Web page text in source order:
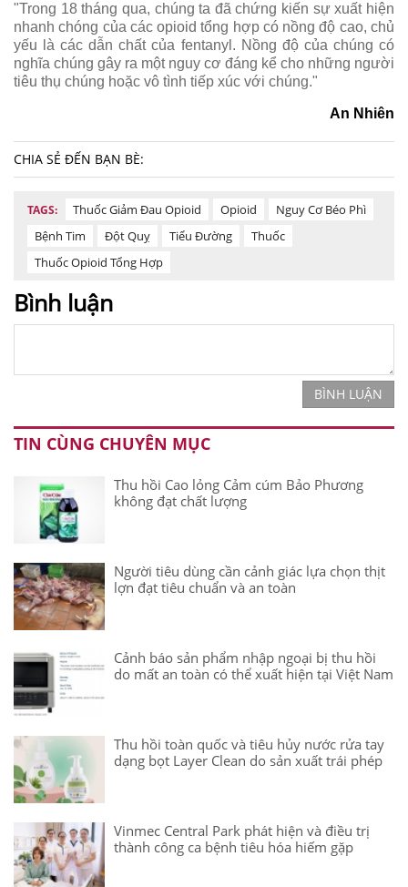
"Trong 18 tháng qua, chúng ta đã chứng kiến ​​sự xuất hiện
nhanh chóng của các opioid tổng hợp có nồng độ cao, chủ
yếu là các dẫn chất của fentanyl. Nồng độ của chúng có
nghĩa chúng gây ra một nguy cơ đáng kể cho những người
tiêu thụ chúng hoặc vô tình tiếp xúc với chúng."
An Nhiên
CHIA SẺ ĐẾN BẠN BÈ:
TAGS: Thuốc Giảm Đau Opioid Opioid
Nguy Cơ Béo Phì
Bệnh Tim
Đột Quỵ Tiểu Đường
Thuốc
Thuốc Opioid Tổng Hợp
Bình luận
BÌNH LUẬN
TIN CÙNG CHUYÊN MỤC
Thu hồi Cao lỏng Cảm cúm Bảo Phương
không đạt chất lượng
Người tiêu dùng cần cảnh giác lựa chọn thịt
lợn đạt tiêu chuẩn và an toàn
Cảnh báo sản phẩm nhập ngoại bị thu hồi
do mất an toàn có thể xuất hiện tại Việt Nam
Thu hồi toàn quốc và tiêu hủy nước rửa tay
dạng bọt Layer Clean do sản xuất trái phép
Vinmec Central Park phát hiện và điều trị
thành công ca bệnh tiêu hóa hiếm gặp